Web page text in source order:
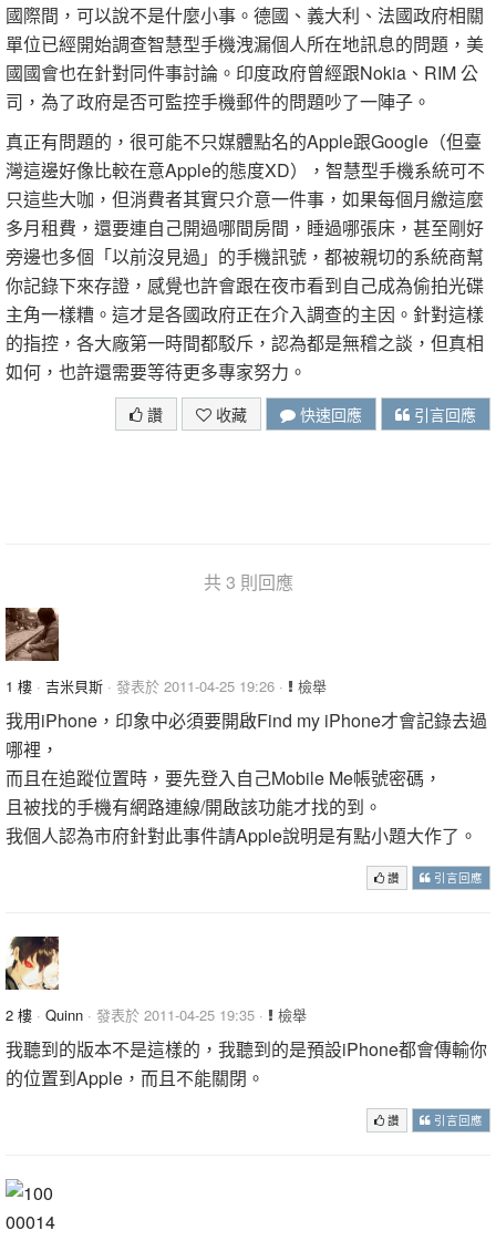
國際間，可以說不是什麼小事。德國、義大利、法國政府相關
單位已經開始調查智慧型手機洩漏個人所在地訊息的問題，美
國國會也在針對同件事討論。印度政府曾經跟Nokia、RIM 公
司，為了政府是否可監控手機郵件的問題吵了一陣子。
真正有問題的，很可能不只媒體點名的Apple跟Google（但臺
灣這邊好像比較在意Apple的態度XD），智慧型手機系統可不
只這些大咖，但消費者其實只介意一件事，如果每個月繳這麼
多月租費，還要連自己開過哪間房間，睡過哪張床，甚至剛好
旁邊也多個「以前沒見過」的手機訊號，都被親切的系統商幫
你記錄下來存證，感覺也許會跟在夜市看到自己成為偷拍光碟
主角一樣糟。這才是各國政府正在介入調查的主因。針對這樣
的指控，各大廠第一時間都駁斥，認為都是無稽之談，但真相
如何，也許還需要等待更多專家努力。
讚 收藏 快速回應 引言回應
共 3 則回應
1 樓 · 吉米貝斯 · 發表於 2011-04-25 19:26 · 檢舉
我用iPhone，印象中必須要開啟Find my iPhone才會記錄去過
哪裡，
而且在追蹤位置時，要先登入自己Mobile Me帳號密碼，
且被找的手機有網路連線/開啟該功能才找的到。
我個人認為市府針對此事件請Apple說明是有點小題大作了。
讚 引言回應
2 樓 · Quinn · 發表於 2011-04-25 19:35 · 檢舉
我聽到的版本不是這樣的，我聽到的是預設iPhone都會傳輸你
的位置到Apple，而且不能關閉。
讚 引言回應